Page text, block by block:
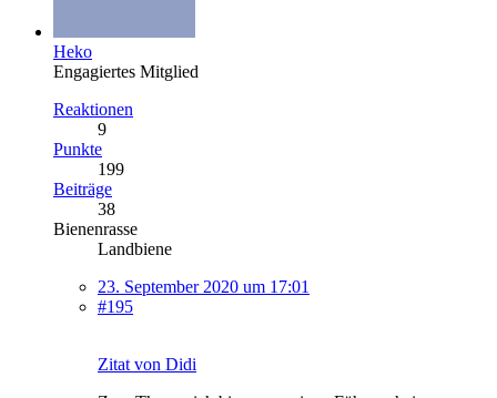
Heko
Engagiertes Mitglied
Reaktionen
9
Punkte
199
Beiträge
38
Bienenrasse
Landbiene
23. September 2020 um 17:01
#195
Zitat von Didi